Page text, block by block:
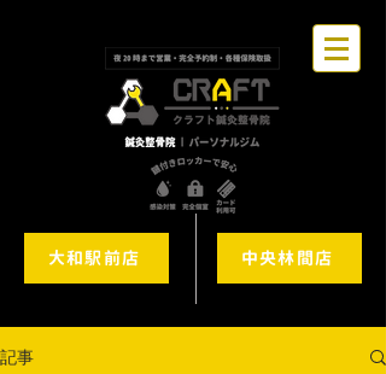
大和駅前店 中央林間店
記事